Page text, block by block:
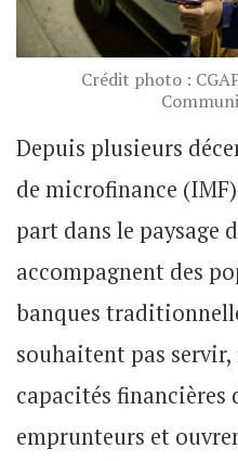
Crédit photo :
Depuis plusieurs
de microfinance
part dans le paysage
accompagnent des
banques
souhaitent pas
capacités financières
emprunteurs et